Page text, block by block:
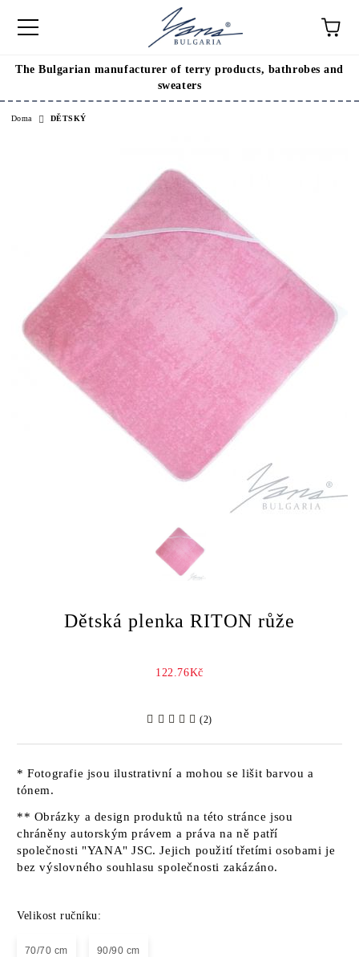
The Bulgarian manufacturer of terry products, bathrobes and
sweaters
Doma DĚTSKÝ
Dětská plenka RITON růže
122.76Kč
(2)
* Fotografie jsou ilustrativní a mohou se lišit barvou a
tónem.
** Obrázky a design produktů na této stránce jsou
chráněny autorským právem a práva na ně patří
společnosti "YANA" JSC. Jejich použití třetími osobami je
bez výslovného souhlasu společnosti zakázáno.
Velikost ručníku:
70/70 cm 90/90 cm